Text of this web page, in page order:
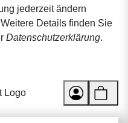
jederzeit ändern
Details finden Sie
Datenschutzerklärung.